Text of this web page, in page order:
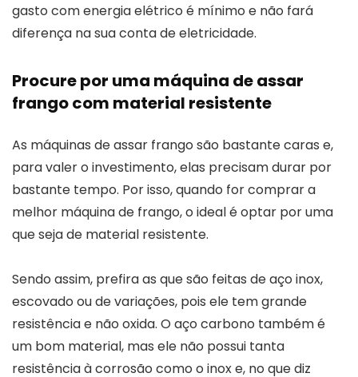
gasto com energia elétrico é mínimo e não fará
diferença na sua conta de eletricidade.
Procure por uma máquina de assar
frango com material resistente
As máquinas de assar frango são bastante caras e,
para valer o investimento, elas precisam durar por
bastante tempo. Por isso, quando for comprar a
melhor máquina de frango, o ideal é optar por uma
que seja de material resistente.
Sendo assim, prefira as que são feitas de aço inox,
escovado ou de variações, pois ele tem grande
resistência e não oxida. O aço carbono também é
um bom material, mas ele não possui tanta
resistência à corrosão como o inox e, no que diz